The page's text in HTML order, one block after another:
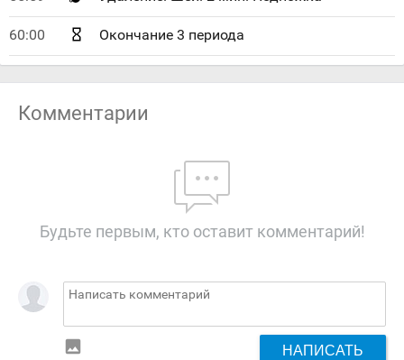
60:00 Окончание 3 периода
Комментарии
Будьте первым, кто оставит комментарий!
insert_photo НАПИСАТЬ